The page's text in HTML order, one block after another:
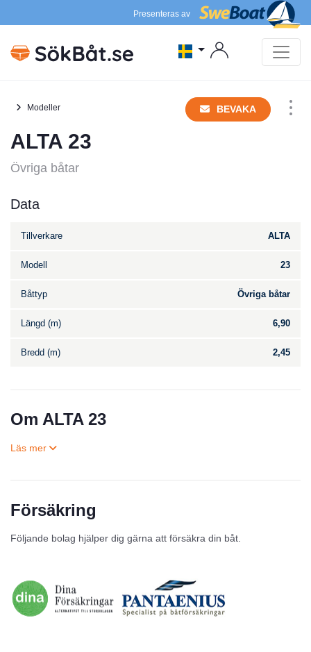
Presenteras av
Modeller BEVAKA
ALTA 23
Övriga båtar
Data
Tillverkare ALTA
Modell 23
Båttyp Övriga båtar
Längd (m) 6,90
Bredd (m) 2,45
Om ALTA 23
Försäkring
Följande bolag hjälper dig gärna att försäkra din båt.